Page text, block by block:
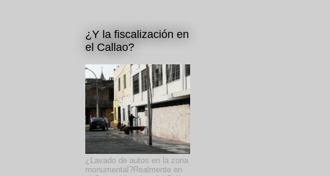
¿Y la fiscalización en
el Callao?
¿Lavado de autos en la zona
monumental?Realmente en